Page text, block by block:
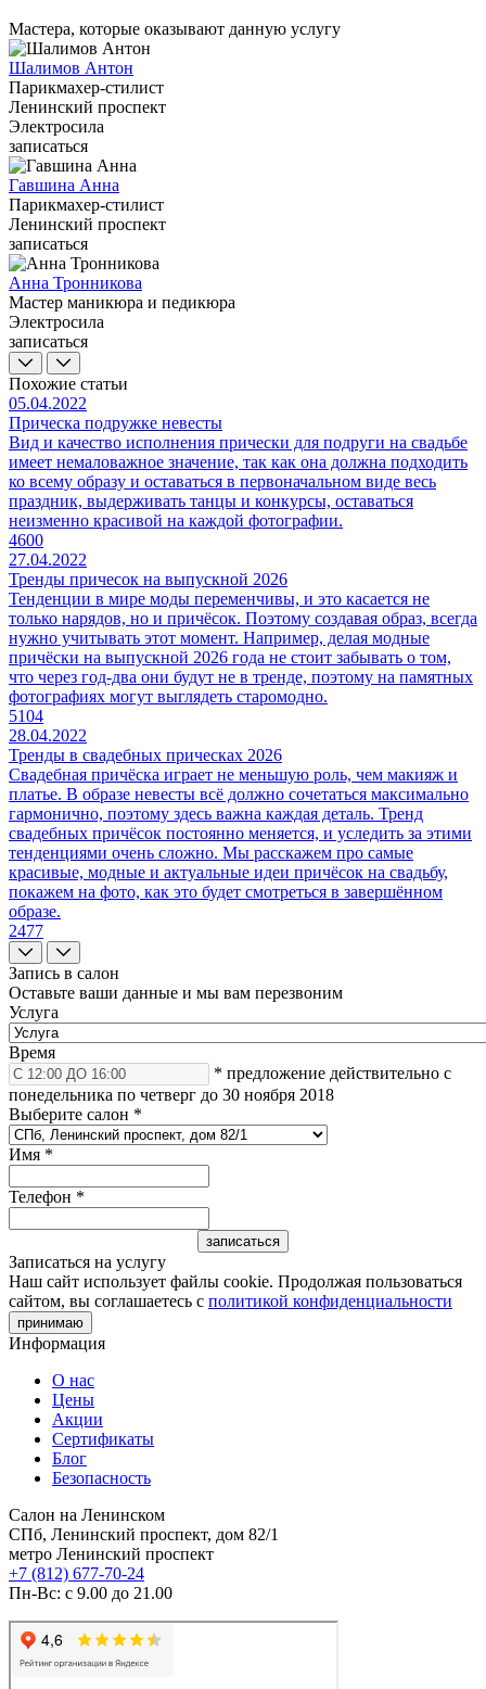
Мастера, которые оказывают данную услугу
Шалимов Антон
Парикмахер-стилист
Ленинский проспект
Электросила
записаться
Гавшина Анна
Парикмахер-стилист
Ленинский проспект
записаться
Анна Тронникова
Мастер маникюра и педикюра
Электросила
записаться
Похожие статьи
05.04.2022
Прическа подружке невесты
Вид и качество исполнения прически для подруги на свадьбе
имеет немаловажное значение, так как она должна подходить
ко всему образу и оставаться в первоначальном виде весь
праздник, выдерживать танцы и конкурсы, оставаться
неизменно красивой на каждой фотографии.
4600
27.04.2022
Тренды причесок на выпускной 2026
Тенденции в мире моды переменчивы, и это касается не
только нарядов, но и причёсок. Поэтому создавая образ, всегда
нужно учитывать этот момент. Например, делая модные
причёски на выпускной 2026 года не стоит забывать о том,
что через год-два они будут не в тренде, поэтому на памятных
фотографиях могут выглядеть старомодно.
5104
28.04.2022
Тренды в свадебных прическах 2026
Свадебная причёска играет не меньшую роль, чем макияж и
платье. В образе невесты всё должно сочетаться максимально
гармонично, поэтому здесь важна каждая деталь. Тренд
свадебных причёсок постоянно меняется, и уследить за этими
тенденциями очень сложно. Мы расскажем про самые
красивые, модные и актуальные идеи причёсок на свадьбу,
покажем на фото, как это будет смотреться в завершённом
образе.
2477
Запись в салон
Оставьте ваши данные и мы вам перезвоним
Услуга
Время
* предложение действительно с
понедельника по четверг до 30 ноября 2018
Выберите салон *
Имя *
Телефон *
Записаться на услугу
Наш сайт использует файлы cookie. Продолжая пользоваться
сайтом, вы соглашаетесь с политикой конфиденциальности
принимаю
Информация
О нас
Цены
Акции
Сертификаты
Блог
Безопасность
Салон на Ленинском
СПб, Ленинский проспект, дом 82/1
метро Ленинский проспект
+7 (812) 677-70-24
Пн-Вс: с 9.00 до 21.00